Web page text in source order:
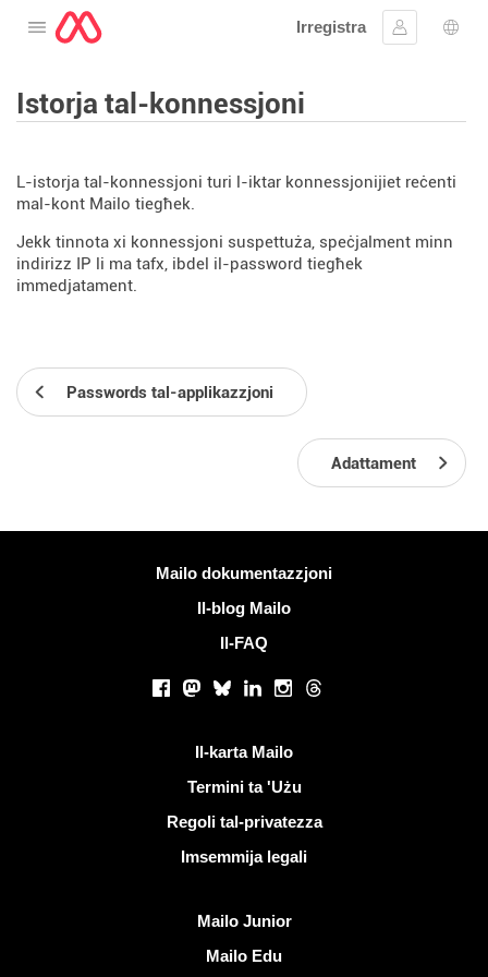
Tiftaħ il-menu
Irregistra
Sinjal
Istorja tal-konnessjoni
L-istorja tal-konnessjoni turi l-iktar konnessjonijiet reċenti
mal-kont Mailo tiegħek.
Jekk tinnota xi konnessjoni suspettuża, speċjalment minn
indirizz IP li ma tafx, ibdel il-password tiegħek
immedjatament.
Passwords tal-applikazzjoni
Adattament
Mailo dokumentazzjoni
Il-blog Mailo
Il-FAQ
Facebook
Mastodon
BlueskyLinkedInInstagram
Threads
Il-karta Mailo
Termini ta 'Użu
Regoli tal-privatezza
Imsemmija legali
Mailo Junior
Mailo Edu